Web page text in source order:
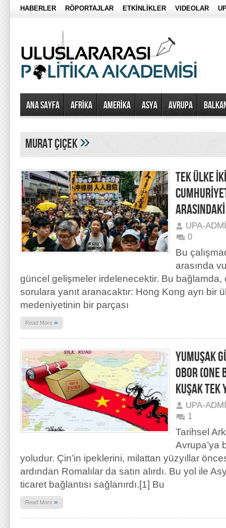
HABERLER RÖPORTAJLAR ETKİNLİKLER VIDEOLAR
Ana Sayfa AFRİKA AMERİKA ASYA AVRUPA
murat çiçek»
TEK ÜLKE
UPA-
0
Bu
arasında
güncel gelişmeler irdelenecektir. Bu bağlamda,
sorulara yanıt aranacaktır: Hong Kong ayrı bir
medeniyetinin bir parçası
Read More »
YUMUŞAK
OBOR (ONE
KUŞAK TEK
UPA-
1
Tarihsel
Avrupa’ya
yoludur. Çin’in ipeklerini, milattan yüzyıllar
ardından Romalılar da satın alırdı. Bu yol ile
ticaret bağlantısı sağlanırdı.[1] Bu
Read More »